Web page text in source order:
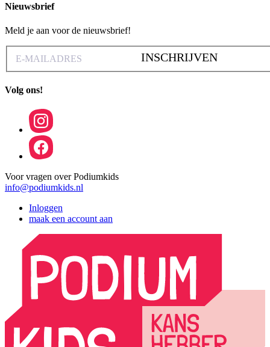
Nieuwsbrief
Meld je aan voor de nieuwsbrief!
INSCHRIJVEN
Volg ons!
Voor vragen over Podiumkids
info@podiumkids.nl
Inloggen
maak een account aan